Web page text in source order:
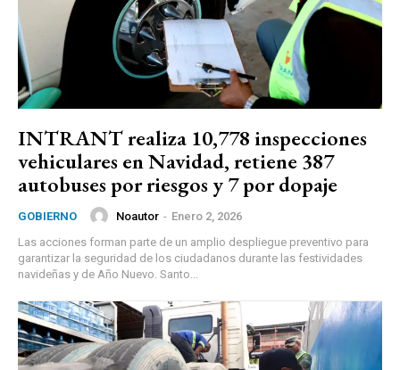
INTRANT realiza 10,778 inspecciones
vehiculares en Navidad, retiene 387
autobuses por riesgos y 7 por dopaje
GOBIERNO Noautor - Enero 2, 2026
Las acciones forman parte de un amplio despliegue preventivo para
garantizar la seguridad de los ciudadanos durante las festividades
navideñas y de Año Nuevo. Santo...